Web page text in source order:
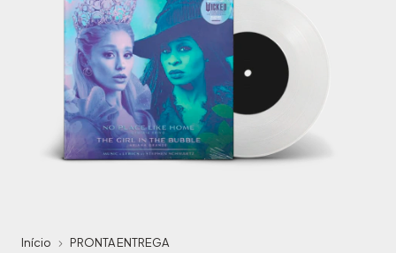
Início PRONTA ENTREGA